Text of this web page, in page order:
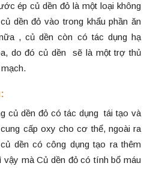
ép củ dền đỏ là một loại không
dền đỏ vào trong khẩu phần ăn
, củ dền còn có tác dụng hạ
do đó củ dền sẽ là một trợ thủ
củ dền đỏ có tác dụng tái tạo và
cấp oxy cho cơ thể, ngoài ra
dền có công dụng tạo ra thêm
mà Củ dền đỏ có tính bổ máu